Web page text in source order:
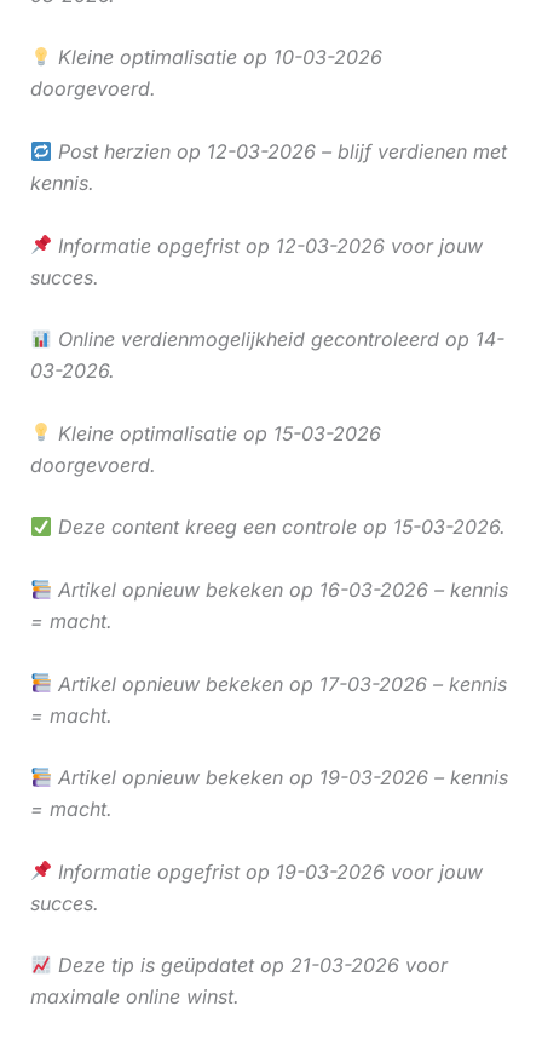
Kleine optimalisatie op 10-03-2026
doorgevoerd.
Post herzien op 12-03-2026 – blijf verdienen met
kennis.
Informatie opgefrist op 12-03-2026 voor jouw
succes.
Online verdienmogelijkheid gecontroleerd op 14-
03-2026.
Kleine optimalisatie op 15-03-2026
doorgevoerd.
Deze content kreeg een controle op 15-03-2026.
Artikel opnieuw bekeken op 16-03-2026 – kennis
= macht.
Artikel opnieuw bekeken op 17-03-2026 – kennis
= macht.
Artikel opnieuw bekeken op 19-03-2026 – kennis
= macht.
Informatie opgefrist op 19-03-2026 voor jouw
succes.
Deze tip is geüpdatet op 21-03-2026 voor
maximale online winst.